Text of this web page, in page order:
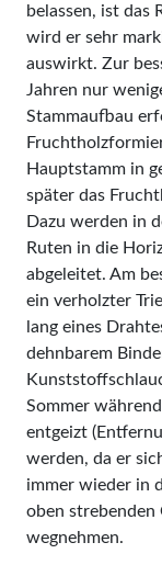
belassen, ist das
wird er sehr
auswirkt. Zur
Jahren nur
Stammaufbau
Hauptstamm in
später das
Dazu werden in
Ruten in die
abgeleitet. Am
ein verholzter
lang eines
dehnbarem
Sommer
entgeizt
werden, da er
immer wieder in
oben strebenden
wegnehmen.